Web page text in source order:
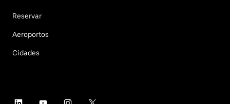
Reservar
Aeroportos
Cidades